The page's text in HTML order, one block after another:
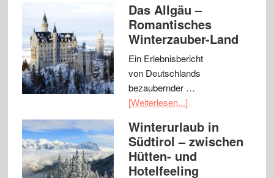
Das Allgäu –
Romantisches
Winterzauber-Land
Ein Erlebnisbericht
von Deutschlands
bezaubernder …
[Weiterlesen...]
Winterurlaub in
Südtirol – zwischen
Hütten- und
Hotelfeeling